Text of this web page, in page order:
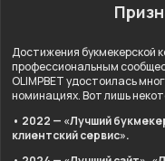
Достижения букмекерской
профессиональным
OLIMPBET удостоилась
номинациях. Вот лишь
• 2022 — «Лучший
клиентский сервис».